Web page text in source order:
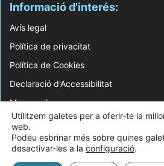
Informació d'interés:
Avís legal
Política de privacitat
Política de Cookies
Declaració d'Accessibilitat
Mapa web
© 2026 Web Desenvolupada pel Servei
Utilitzem galetes per a oferir-te la
web.
Podeu esbrinar més sobre quines
desactivar-les a la configuració.